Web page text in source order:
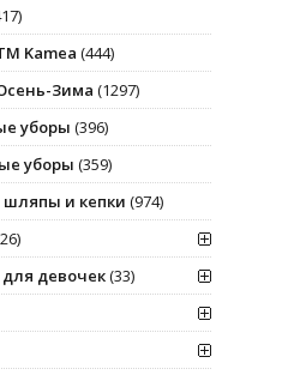
Kamea (444)
Зима (1297)
уборы (396)
уборы (359)
и кепки (974)
девочек(33)